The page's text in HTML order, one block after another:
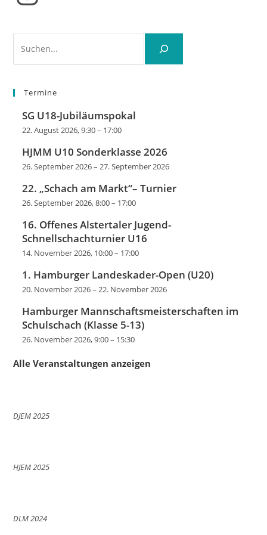
Termine
SG U18-Jubiläumspokal
22. August 2026, 9:30– 17:00
HJMM U10 Sonderklasse 2026
26. September 2026–27. September 2026
22. „Schach am Markt“– Turnier
26. September 2026, 8:00– 17:00
16. Offenes Alstertaler Jugend-
Schnellschachturnier U16
14. November 2026, 10:00– 17:00
1. Hamburger Landeskader-Open (U20)
20. November 2026–22. November 2026
Hamburger Mannschaftsmeisterschaften im
Schulschach (Klasse 5-13)
26. November 2026, 9:00– 15:30
Alle Veranstaltungen anzeigen
DJEM 2025
HJEM 2025
DLM 2024